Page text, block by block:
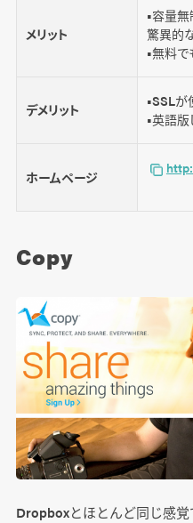
メリット
■容量無
驚異的
■無料
デメリット
■SSLが
■英語
ホームページ
Copy
Dropboxとほとんど同じ感